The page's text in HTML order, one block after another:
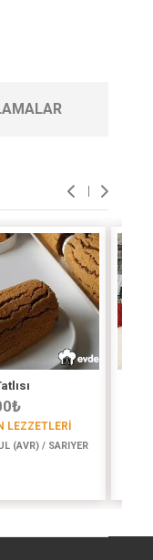
₺
LEZZETLERİ
(AVR) / SARIYER